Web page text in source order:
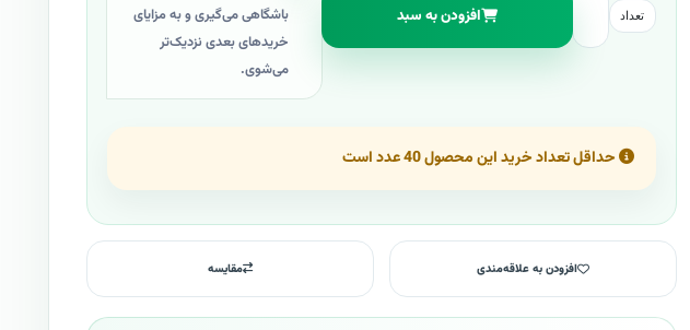
تعداد افزودن به سبد
باشگاهی می‌گیری و به مزایای
خریدهای بعدی نزدیک‌تر
می‌شوی.
حداقل تعداد خرید این محصول 40 عدد است
افزودن به علاقه‌مندی مقایسه